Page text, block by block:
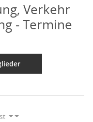
Verkehr
- Termine